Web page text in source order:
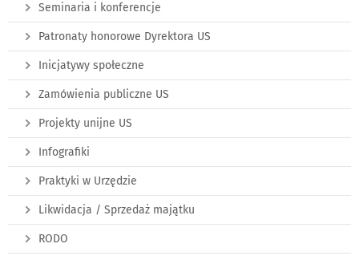
Seminaria i konferencje
Patronaty honorowe Dyrektora US
Inicjatywy społeczne
Zamówienia publiczne US
Projekty unijne US
Infografiki
Praktyki w Urzędzie
Likwidacja / Sprzedaż majątku
RODO